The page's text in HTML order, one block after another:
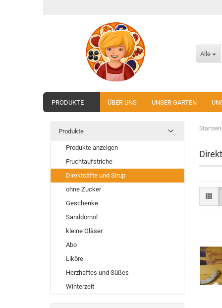
Alle
PRODUKTE ÜBER UNS UNSER GARTEN
Produkte
Produkte anzeigen
Fruchtaufstriche
Direktsäfte und Sirup
ohne Zucker
Geschenke
Sanddornöl
kleine Gläser
Abo
Liköre
Herzhaftes und Süßes
Winterzeit